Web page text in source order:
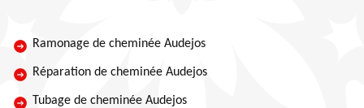
Ramonage de cheminée Audejos
Réparation de cheminée Audejos
Tubage de cheminée Audejos